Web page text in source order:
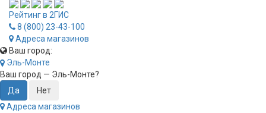
Рейтинг в 2ГИС
8 (800) 23-43-100
Адреса магазинов
Ваш город:
Эль-Монте
Ваш город — Эль-Монте?
Адреса магазинов